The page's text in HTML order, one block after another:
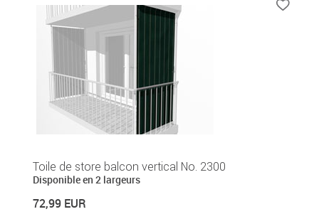
Toile de store balcon vertical No. 2300
Disponible en 2 largeurs
72,99 EUR